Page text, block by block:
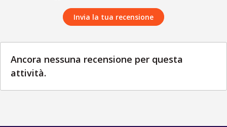
Invia la tua recensione
Ancora nessuna recensione per questa
attività.